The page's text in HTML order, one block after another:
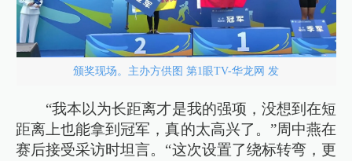
颁奖现场。主办方供图 第1眼TV-华龙网 发
“我本以为长距离才是我的强项，没想到在短
距离上也能拿到冠军，真的太高兴了。”周中燕在
赛后接受采访时坦言。“这次设置了绕标转弯，更